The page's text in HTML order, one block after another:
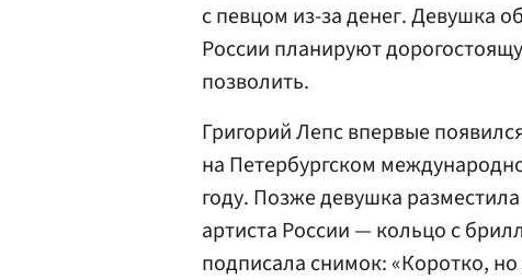
с певцом из-за денег. Девушка
России планируют
позволить.
Григорий Лепс впервые
на Петербургском
году. Позже девушка
артиста России — кольцо с
подписала снимок: «Коротко,